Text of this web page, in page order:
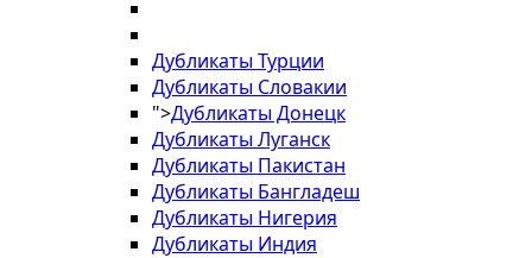
Дубликаты Турции
Дубликаты Словакии
">Дубликаты Донецк
Дубликаты Луганск
Дубликаты Пакистан
Дубликаты Бангладеш
Дубликаты Нигерия
Дубликаты Индия